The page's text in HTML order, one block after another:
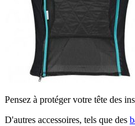
Pensez à protéger votre tête des
D'autres accessoires, tels que des